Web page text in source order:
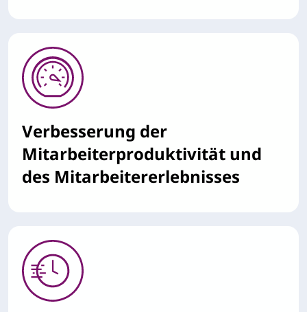
Verbesserung der
Mitarbeiterproduktivität und
des Mitarbeitererlebnisses